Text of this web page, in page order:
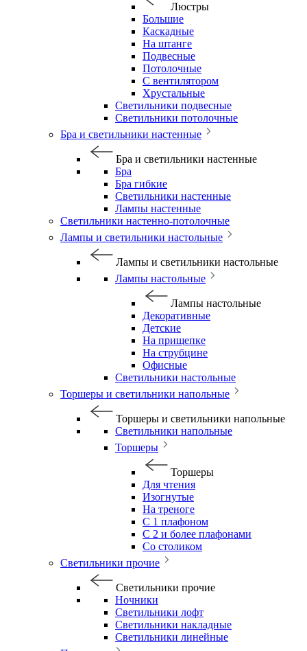
Люстры
Большие
Каскадные
На штанге
Подвесные
Потолочные
С вентилятором
Хрустальные
Светильники подвесные
Светильники потолочные
Бра и светильники настенные
Бра и светильники настенные
Бра
Бра гибкие
Светильники настенные
Лампы настенные
Светильники настенно-потолочные
Лампы и светильники настольные
Лампы и светильники настольные
Лампы настольные
Лампы настольные
Декоративные
Детские
На прищепке
На струбцине
Офисные
Светильники настольные
Торшеры и светильники напольные
Торшеры и светильники напольные
Светильники напольные
Торшеры
Торшеры
Для чтения
Изогнутые
На треноге
С 1 плафоном
С 2 и более плафонами
Со столиком
Светильники прочие
Светильники прочие
Ночники
Светильники лофт
Светильники накладные
Светильники линейные